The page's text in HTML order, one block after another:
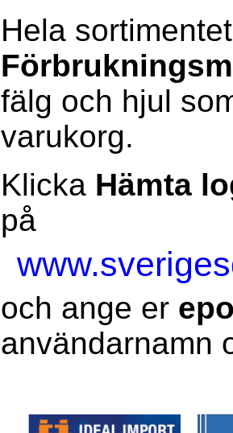
Hela
fälg och hjul
varukorg.
Klicka Hämta
på
och ange er
användarnamn